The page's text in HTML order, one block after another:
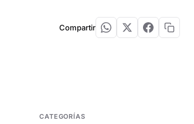
Compartir
CATEGORÍAS